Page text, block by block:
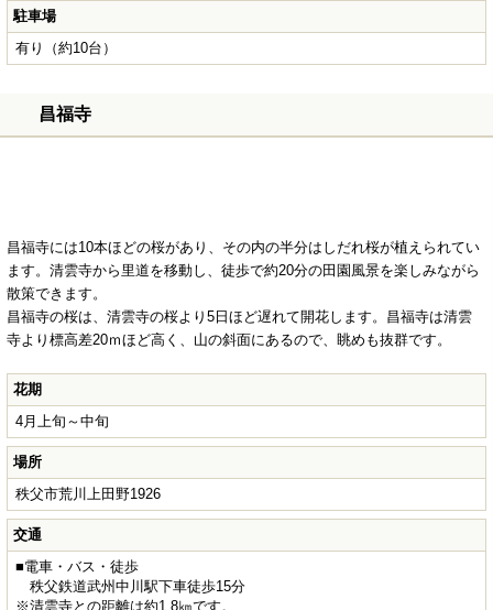
駐車場
有り（約10台）
昌福寺
昌福寺には10本ほどの桜があり、その内の半分はしだれ桜が植えられてい
ます。清雲寺から里道を移動し、徒歩で約20分の田園風景を楽しみながら
散策できます。
昌福寺の桜は、清雲寺の桜より5日ほど遅れて開花します。昌福寺は清雲
寺より標高差20ｍほど高く、山の斜面にあるので、眺めも抜群です。
花期
4月上旬～中旬
場所
秩父市荒川上田野1926
交通
■電車・バス・徒歩
秩父鉄道武州中川駅下車徒歩15分
※清雲寺との距離は約1.8㎞です。